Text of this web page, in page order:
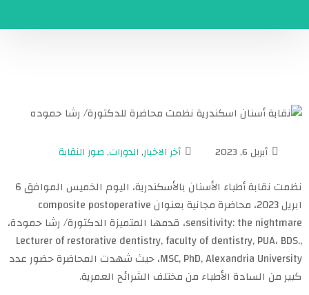
أبريل 6, 2023 أخر الاخبار,الدورات,صور النقابة
نظمت نقابة أطباء الأسنان بالأسكندرية، اليوم الخميس الموافق 6
ابريل 2023، محاضرة مجانية بعنوان composite postoperative
sensitivity: the nightmare، قدمها المتميزة الدكتورة/ رشا حمودة،
Lecturer of restorative dentistry, faculty of dentistry, PUA، BDS.,
MSC, PhD, Alexandria University، حيث شهدت المحاضرة حضور عدد
كبير من السادة الأطباء من مختلف الشرائح العمرية.